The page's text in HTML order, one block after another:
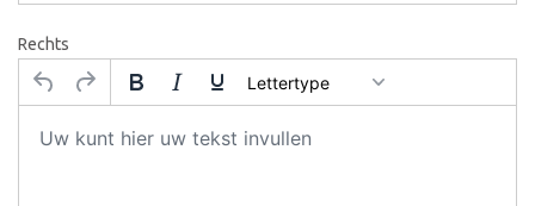
Rechts
Lettertype